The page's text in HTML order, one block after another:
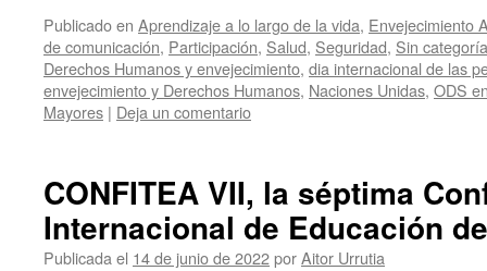
Publicado en Aprendizaje a lo largo de la vida, Envejecimiento
de comunicación, Participación, Salud, Seguridad, Sin categoría
Derechos Humanos y envejecimiento, dia internacional de las
envejecimiento y Derechos Humanos, Naciones Unidas, ODS
Mayores | Deja un comentario
CONFITEA VII, la séptima
Internacional de Educación
Publicada el 14 de junio de 2022porAitor Urrutia